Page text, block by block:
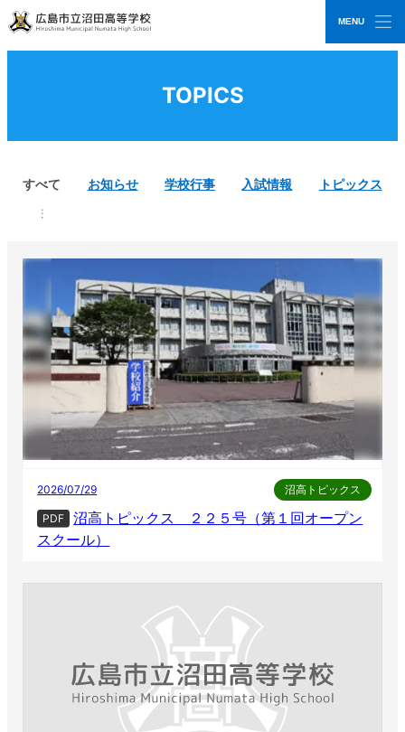
TOPICS
すべて お知らせ 学校行事 入試情報 トピックス
2026/07/29 沼高トピックス
PDF
沼高トピックス ２２５号（第１回オープン
スクール）
MENU